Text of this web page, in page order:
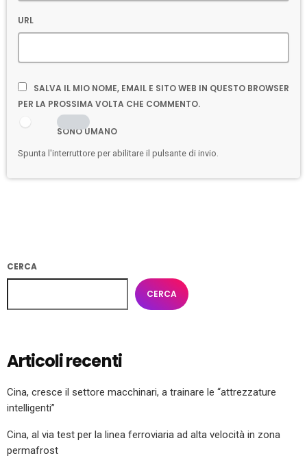
URL
SALVA IL MIO NOME, EMAIL E SITO WEB IN QUESTO BROWSER
PER LA PROSSIMA VOLTA CHE COMMENTO.
SONO UMANO
Spunta l'interruttore per abilitare il pulsante di invio.
CERCA
CERCA
Articoli recenti
Cina, cresce il settore macchinari, a trainare le “attrezzature
intelligenti”
Cina, al via test per la linea ferroviaria ad alta velocità in zona
permafrost